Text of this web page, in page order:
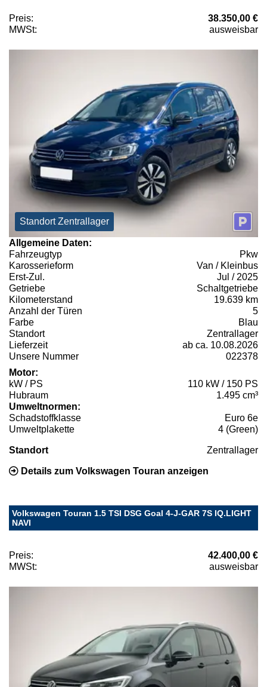
Preis:
38.350,00 €
MWSt:
ausweisbar
Standort Zentrallager
Allgemeine Daten:
Fahrzeugtyp
Pkw
Karosserieform
Van / Kleinbus
Erst-Zul.
Jul / 2025
Getriebe
Schaltgetriebe
Kilometerstand
19.639 km
Anzahl der Türen
5
Farbe
Blau
Standort
Zentrallager
Lieferzeit
ab ca. 10.08.2026
Unsere Nummer
022378
Motor:
kW / PS
110 kW / 150 PS
Hubraum
1.495 cm³
Umweltnormen:
Schadstoffklasse
Euro 6e
Umweltplakette
4 (Green)
Standort Zentrallager
Details zum Volkswagen Touran anzeigen
Volkswagen Touran 1.5 TSI DSG Goal 4-J-GAR 7S IQ.LIGHT
NAVI
Preis:
42.400,00 €
MWSt:
ausweisbar